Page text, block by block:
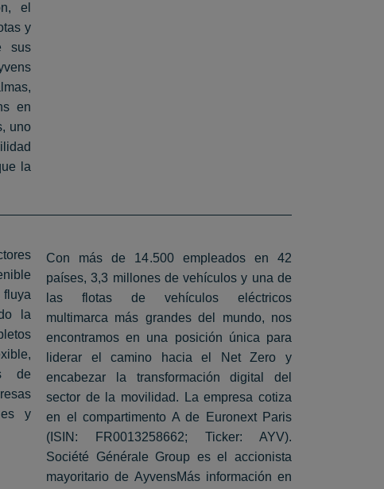
el
y
sus
en
uno
la
la
de
y
Con más de 14.500 empleados en 42
países, 3,3 millones de vehículos y una de
las flotas de vehículos eléctricos
multimarca más grandes del mundo, nos
encontramos en una posición única para
liderar el camino hacia el Net Zero y
encabezar la transformación digital del
sector de la movilidad. La empresa cotiza
en el compartimento A de Euronext Paris
(ISIN: FR0013258662; Ticker: AYV).
Société Générale Group es el accionista
mayoritario de AyvensMás información en